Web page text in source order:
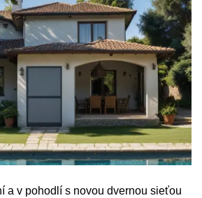
a v pohodlí s novou dvernou sieťou